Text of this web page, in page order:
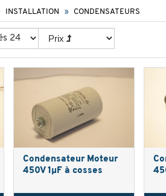
INSTALLATION CONDENSATEURS
Condensateur Moteur
450V 1µF à cosses